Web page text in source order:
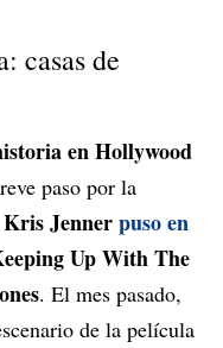
casas de
en Hollywood
paso por la
Kris Jennerpuso en
Up With The
. El mes pasado,
de la película